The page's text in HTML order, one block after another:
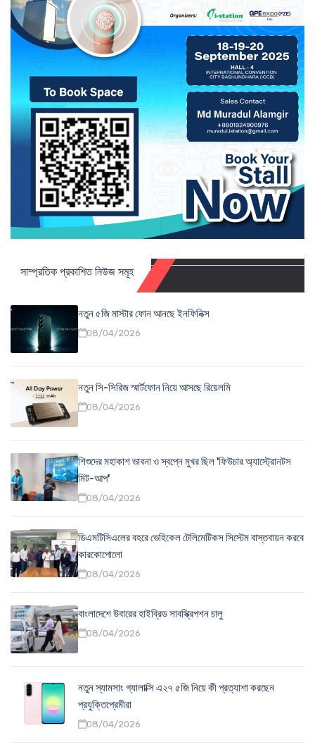
সাম্প্রতিক প্রকাশিত নিউজ সমূহ
নতুন ৫জি মাস্টার ফোন আনছে ইনফিনিক্স
08/04/2026
নতুন সি-সিরিজ স্মার্টফোন নিয়ে আসছে রিয়েলমি
08/04/2026
শিশুদের মহাকাশ ভাবনা ও স্বপ্নে মুখর ছিল 'ফিউচার অ্যাস্ট্রোনটস
মিট-আপ'
08/04/2026
ডিএমটিসিএলের বহরে ভেহিকেল টেলিমেটিকস সিস্টেম বাস্তবায়ন করবে
কারকোপোলো
08/04/2026
বাংলাদেশে উবারের হাইব্রিড সাবস্ক্রিপশন চালু
08/04/2026
নতুন স্যামসাং গ্যালাক্সি এ২৭ ৫জি নিয়ে কী প্রত্যাশা করছেন
প্রযুক্তিপ্রেমীরা
08/04/2026